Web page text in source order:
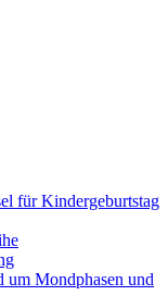
für Kindergeburtstag
Mondphasen und